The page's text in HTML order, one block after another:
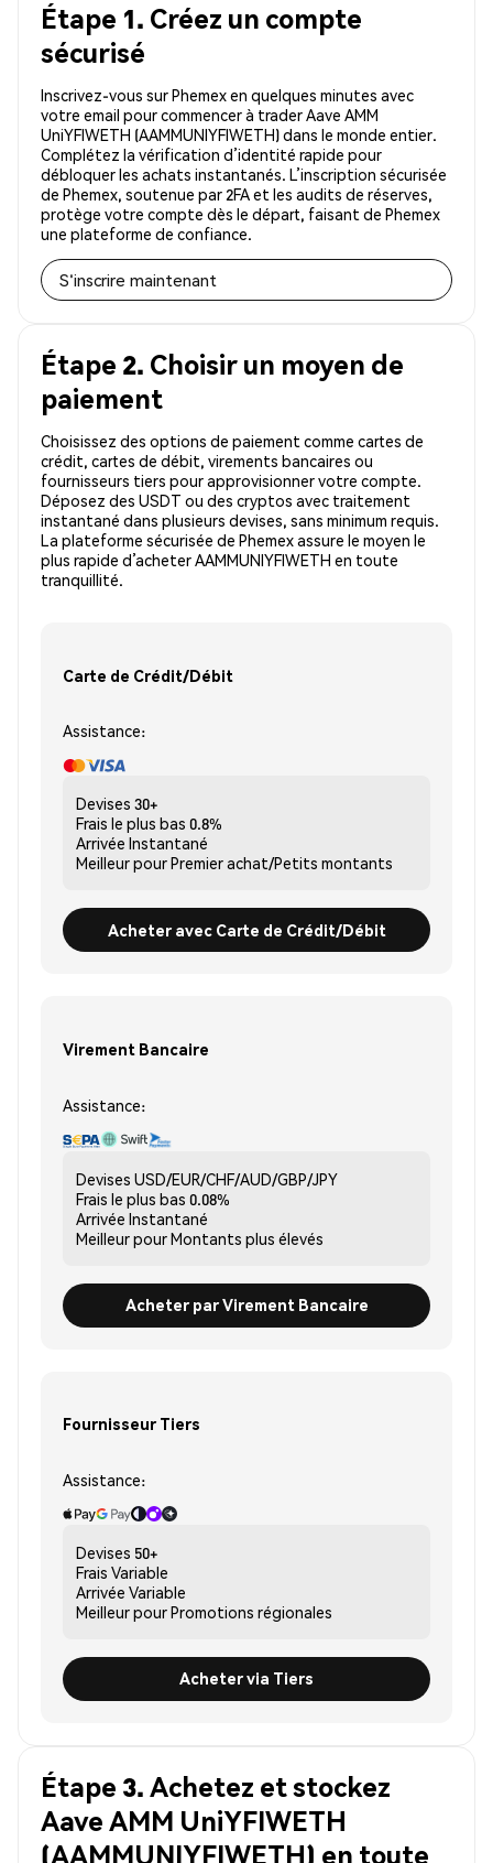
Étape 1. Créez un compte
sécurisé
Inscrivez-vous sur Phemex en quelques minutes avec
votre email pour commencer à trader Aave AMM
UniYFIWETH (AAMMUNIYFIWETH) dans le monde entier.
Complétez la vérification d’identité rapide pour
débloquer les achats instantanés. L’inscription sécurisée
de Phemex, soutenue par 2FA et les audits de réserves,
protège votre compte dès le départ, faisant de Phemex
une plateforme de confiance.
S'inscrire maintenant
Étape 2. Choisir un moyen de
paiement
Choisissez des options de paiement comme cartes de
crédit, cartes de débit, virements bancaires ou
fournisseurs tiers pour approvisionner votre compte.
Déposez des USDT ou des cryptos avec traitement
instantané dans plusieurs devises, sans minimum requis.
La plateforme sécurisée de Phemex assure le moyen le
plus rapide d’acheter AAMMUNIYFIWETH en toute
tranquillité.
Carte de Crédit/Débit
Assistance:
Devises 30+
Frais le plus bas 0.8%
Arrivée Instantané
Meilleur pourPremier achat/Petits montants
Acheter avec Carte de Crédit/Débit
Virement Bancaire
Assistance:
Devises USD/EUR/CHF/AUD/GBP/JPY
Frais le plus bas 0.08%
Arrivée Instantané
Meilleur pourMontants plus élevés
Acheter par Virement Bancaire
Fournisseur Tiers
Assistance:
Devises 50+
Frais Variable
Arrivée Variable
Meilleur pourPromotions régionales
Acheter via Tiers
Étape 3. Achetez et stockez
Aave AMM UniYFIWETH
(AAMMUNIYFIWETH) en toute